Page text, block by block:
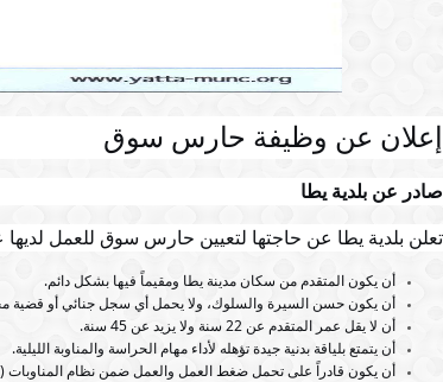
إعلان عن وظيفة حارس سوق
صادر عن بلدية يطا
تعلن بلدية يطا عن حاجتها لتعيين حارس سوق للعمل
أن يكون المتقدم من سكان مدينة يطا ومقيماً فيها بشكل دائم.
أن يكون حسن السيرة والسلوك، ولا يحمل أي سجل جنائي أو قضية
أن لا يقل عمر المتقدم عن 22 سنة ولا يزيد عن 45 سنة.
أن يتمتع بلياقة بدنية جيدة تؤهله لأداء مهام الحراسة والمناوبة الليلية.
أن يكون قادراً على تحمل ضغط العمل والعمل ضمن نظام المناوبات